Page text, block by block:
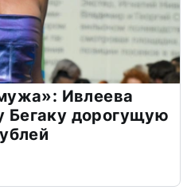
Ивлеева
Бегаку дорогущую